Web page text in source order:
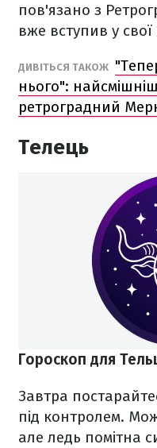
пов'язано з
вже вступив у
ДИВІТЬСЯ ТАКОЖ
нього":
ретроградний
Телець
Гороскоп для
Завтра
під контролем.
але ледь помітна